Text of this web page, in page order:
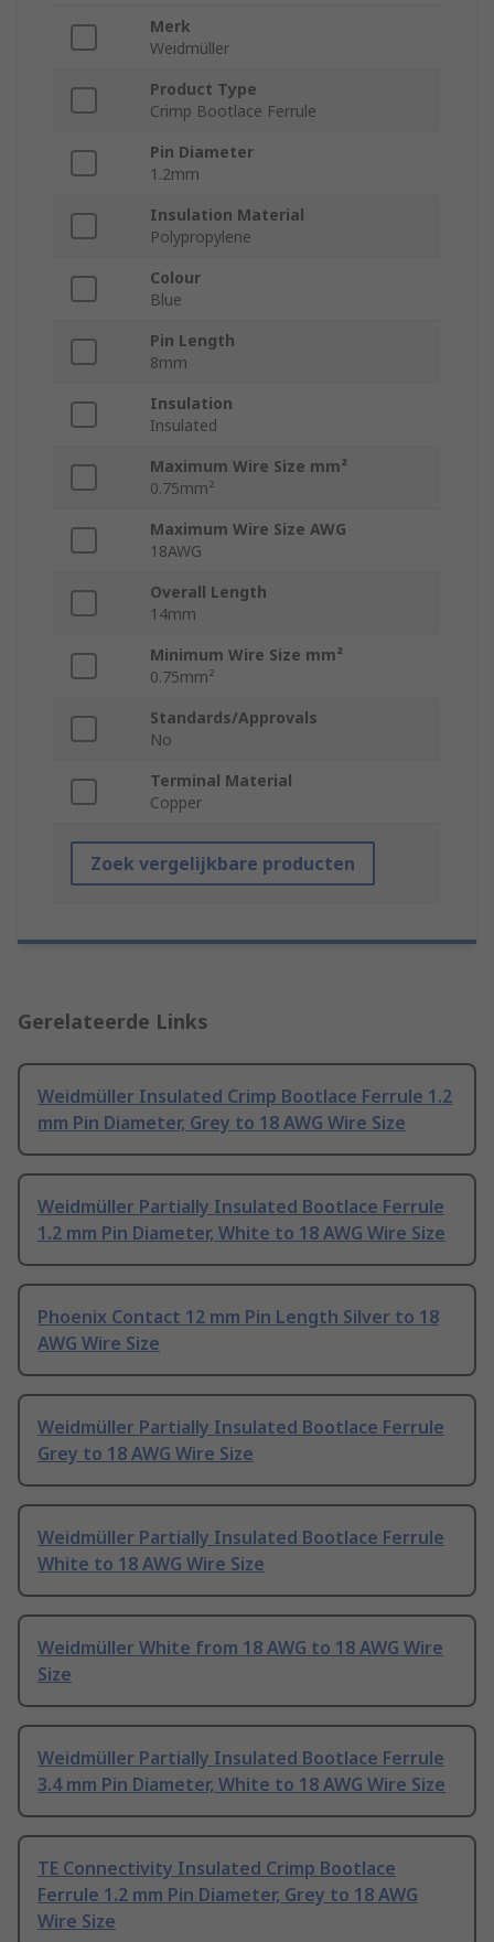
Merk
Weidmüller
Product Type
Crimp Bootlace Ferrule
Pin Diameter
1.2mm
Insulation Material
Polypropylene
Colour
Blue
Pin Length
8mm
Insulation
Insulated
Maximum Wire Size mm²
0.75mm²
Maximum Wire Size AWG
18AWG
Overall Length
14mm
Minimum Wire Size mm²
0.75mm²
Standards/Approvals
No
Terminal Material
Copper
Zoek vergelijkbare producten
Gerelateerde Links
Weidmüller Insulated Crimp Bootlace Ferrule 1.2
mm Pin Diameter, Grey to 18 AWG Wire Size
Weidmüller Partially Insulated Bootlace Ferrule
1.2 mm Pin Diameter, White to 18 AWG Wire Size
Phoenix Contact 12 mm Pin Length Silver to 18
AWG Wire Size
Weidmüller Partially Insulated Bootlace Ferrule
Grey to 18 AWG Wire Size
Weidmüller Partially Insulated Bootlace Ferrule
White to 18 AWG Wire Size
Weidmüller White from 18 AWG to 18 AWG Wire
Size
Weidmüller Partially Insulated Bootlace Ferrule
3.4 mm Pin Diameter, White to 18 AWG Wire Size
TE Connectivity Insulated Crimp Bootlace
Ferrule 1.2 mm Pin Diameter, Grey to 18 AWG
Wire Size